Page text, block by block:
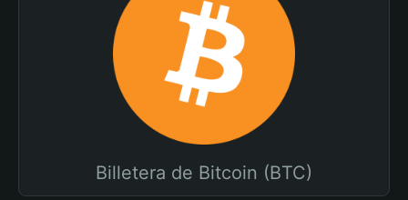
Billetera de Bitcoin (BTC)